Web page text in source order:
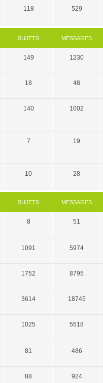
118 529
SUJETS MESSAGES
149 1230
18 48
140 1002
7 19
10 28
SUJETS MESSAGES
8 51
1091 5974
1752 8795
3614 18745
1025 5518
81 486
88 924